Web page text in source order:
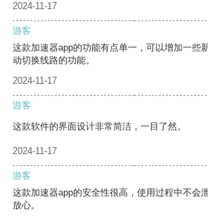
2024-11-17
游客
这款加速器app的功能有点单一，可以增加一些
动切换线路的功能。
2024-11-17
游客
这款软件的界面设计非常简洁，一目了然。
2024-11-17
游客
这款加速器app的安全性很高，使用过程中不会
放心。